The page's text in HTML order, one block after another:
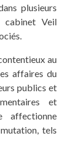
plusieurs
cabinet Veil
au
affaires du
publics et
et
affectionne
tels